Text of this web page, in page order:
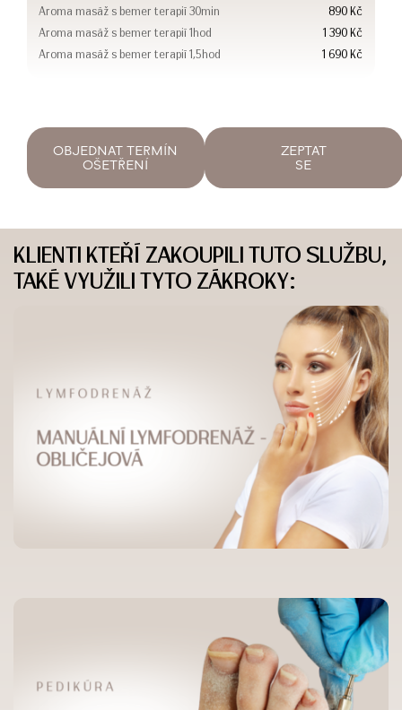
Aroma masáž s bemer terapií 30min
890 Kč
Aroma masáž s bemer terapií 1hod
1 390 Kč
Aroma masáž s bemer terapií 1,5hod
1 690 Kč
OBJEDNAT TERMÍN
OŠETŘENÍ
ZEPTAT
SE
KLIENTI KTEŘÍ ZAKOUPILI TUTO SLUŽBU,
TAKÉ VYUŽILI TYTO ZÁKROKY: